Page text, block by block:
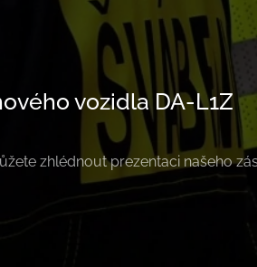
vozidla DA-L1Z
zhlédnout prezentaci našeho